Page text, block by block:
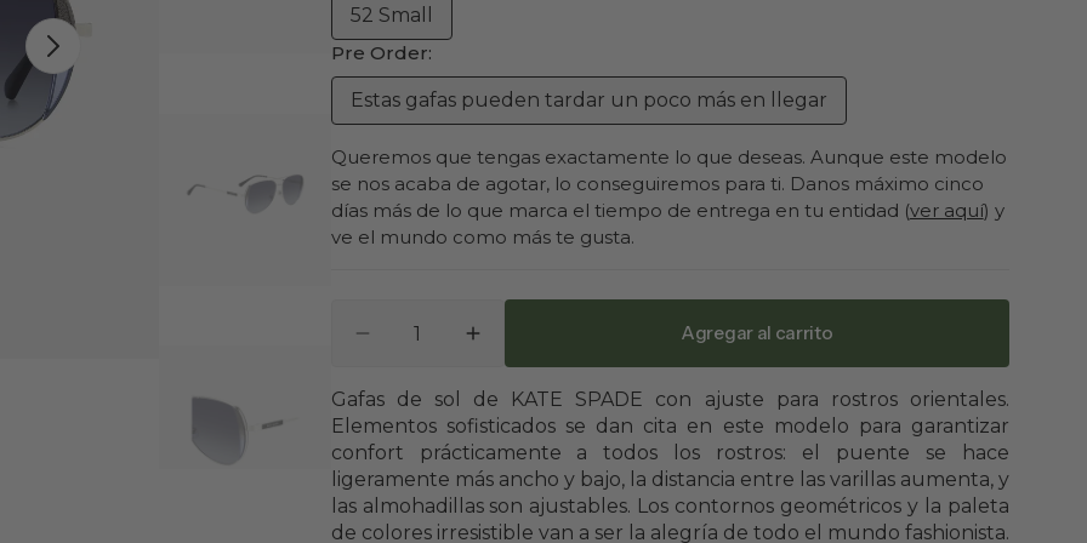
elemento
multimedia
2
en
de
galería
52 Small
Variante
agotada
no
Pre Order:
Estas gafas pueden tardar un poco más en llegar
Variante
o
no
disponible
Queremos que tengas exactamente lo que deseas. Aunque este modelo
se nos acaba de agotar, lo conseguiremos para ti. Danos máximo cinco
días más de lo que marca el tiempo de entrega en tu entidad (ver aquí) y
ve el mundo como más te gusta.
Reducir
para
KS
AERIS
Aumentar
cantidad
para
KS
AERIS
Agregar al carrito
Gafas de sol de KATE SPADE con ajuste para rostros orientales.
Elementos sofisticados se dan cita en este modelo para garantizar
confort prácticamente a todos los rostros: el puente se hace
ligeramente más ancho y bajo, la distancia entre las varillas aumenta, y
las almohadillas son ajustables. Los contornos geométricos y la paleta
de colores irresistible van a ser la alegría de todo el mundo fashionista.